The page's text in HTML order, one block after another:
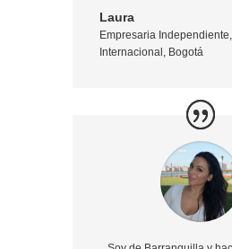
Laura
Empresaria Independiente,
Internacional, Bogotá